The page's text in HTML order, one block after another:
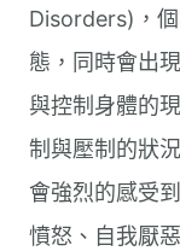
Disorders)，
態，同時會出
與控制身體的
制與壓制的狀
會強烈的感受
憤怒、自我厭